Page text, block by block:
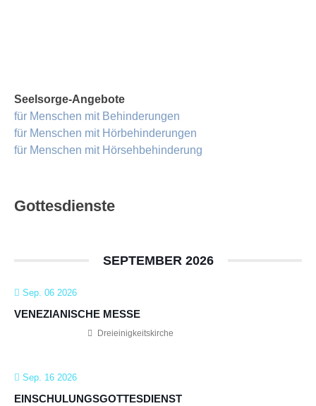
Seelsorge-Angebote
für Menschen mit Behinderungen
für Menschen mit Hörbehinderungen
für Menschen mit Hörsehbehinderung
Gottesdienste
SEPTEMBER 2026
Sep. 06 2026
VENEZIANISCHE MESSE
Dreieinigkeitskirche
Sep. 16 2026
EINSCHULUNGSGOTTESDIENST